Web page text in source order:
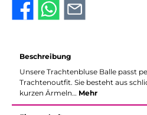
Beschreibung
Unsere Trachtenbluse Balle passt
Trachtenoutfit. Sie besteht aus
kurzen Ärmeln… Mehr